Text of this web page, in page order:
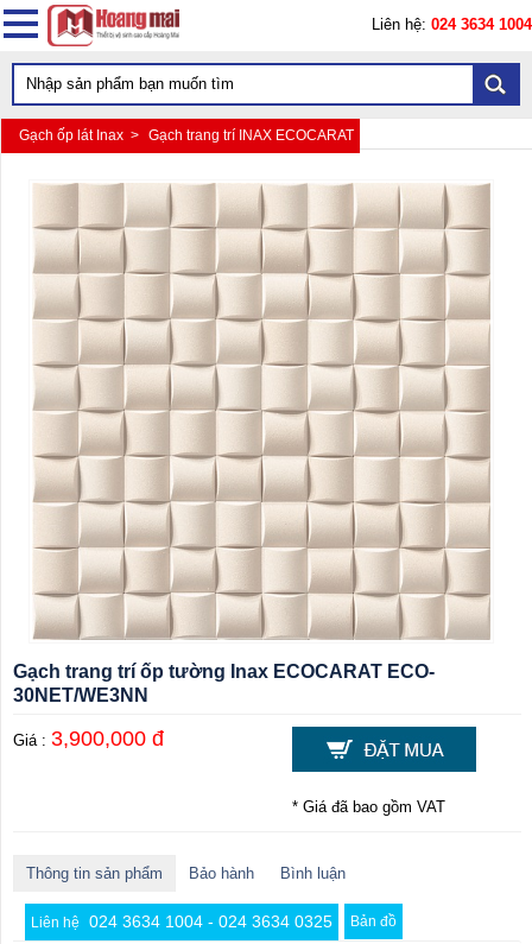
Liên hệ: 024 3634 1004
Gạch ốp lát Inax > Gạch trang trí INAX ECOCARAT
Gạch trang trí ốp tường Inax ECOCARAT ECO-
30NET/WE3NN
Giá : 3,900,000 đ
* Giá đã bao gồm VAT
Thông tin sản phẩm Bảo hành Bình luận
Liên hệ 024 3634 1004 - 024 3634 0325 Bản đồ